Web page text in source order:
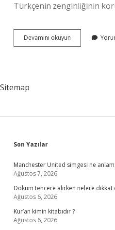
Türkçenin zenginliğinin
Devamını okuyun
Dil
Sitemap
Sidebar
Son Yazılar
Manchester United simgesi ne
Ağustos 7, 2026
Döküm tencere alırken nelere dikkat
Ağustos 6, 2026
Kur’an kimin kitabıdır ?
Ağustos 6, 2026